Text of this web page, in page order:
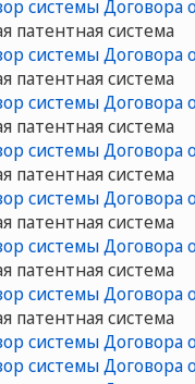
системы Договора
патентная система
системы Договора
патентная система
системы Договора
патентная система
системы Договора
патентная система
системы Договора
патентная система
системы Договора
патентная система
системы Договора
патентная система
системы Договора
системы Договора